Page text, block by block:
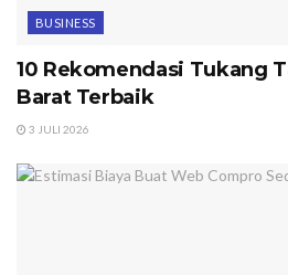
BUSINESS
10 Rekomendasi Tukang
Barat Terbaik
3 JULI 2026